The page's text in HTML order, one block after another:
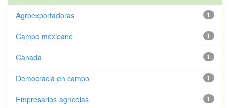
1
Agroexportadoras
1
Campo mexicano
1
Canadá
1
Democracia en campo
1
Empresarios agrícolas